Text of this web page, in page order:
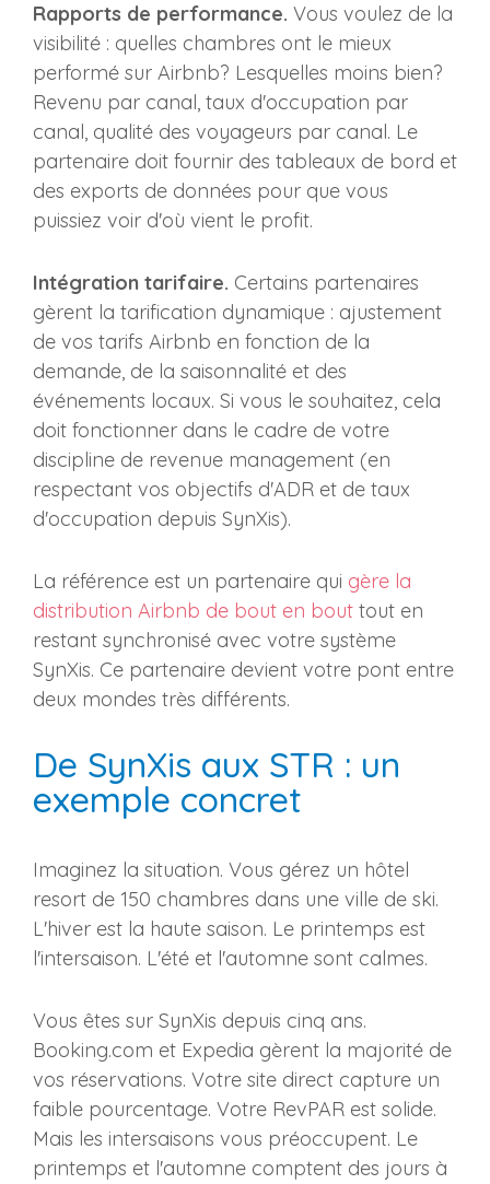
Rapports de performance. Vous voulez de la
visibilité : quelles chambres ont le mieux
performé sur Airbnb? Lesquelles moins bien?
Revenu par canal, taux d'occupation par
canal, qualité des voyageurs par canal. Le
partenaire doit fournir des tableaux de bord et
des exports de données pour que vous
puissiez voir d'où vient le profit.
Intégration tarifaire. Certains partenaires
gèrent la tarification dynamique : ajustement
de vos tarifs Airbnb en fonction de la
demande, de la saisonnalité et des
événements locaux. Si vous le souhaitez, cela
doit fonctionner dans le cadre de votre
discipline de revenue management (en
respectant vos objectifs d'ADR et de taux
d'occupation depuis SynXis).
La référence est un partenaire qui gère la
distribution Airbnb de bout en bout tout en
restant synchronisé avec votre système
SynXis. Ce partenaire devient votre pont entre
deux mondes très différents.
De SynXis aux STR : un
exemple concret
Imaginez la situation. Vous gérez un hôtel
resort de 150 chambres dans une ville de ski.
L'hiver est la haute saison. Le printemps est
l'intersaison. L'été et l'automne sont calmes.
Vous êtes sur SynXis depuis cinq ans.
Booking.com et Expedia gèrent la majorité de
vos réservations. Votre site direct capture un
faible pourcentage. Votre RevPAR est solide.
Mais les intersaisons vous préoccupent. Le
printemps et l'automne comptent des jours à